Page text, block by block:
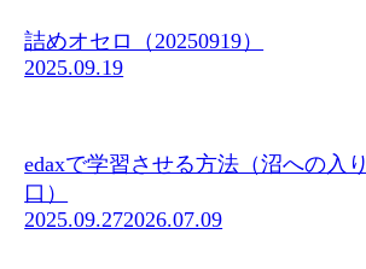
詰めオセロ（20250919）
2025.09.19
edaxで学習させる方法（沼への入り
口）
2025.09.272026.07.09